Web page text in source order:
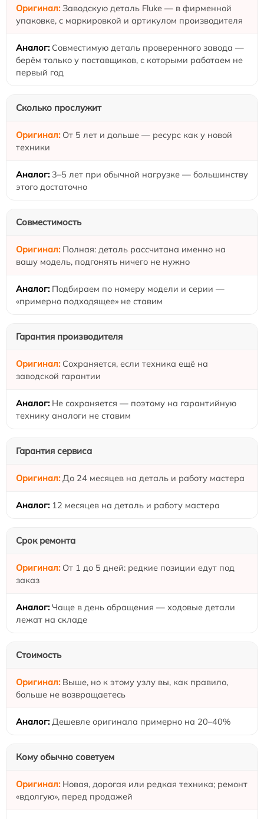
Заводскую деталь Fluke — в фирменной
упаковке, с маркировкой и артикулом производителя
Совместимую деталь проверенного завода —
берём только у поставщиков, с которыми работаем не
первый год
Сколько прослужит
От 5 лет и дольше — ресурс как у новой
техники
3–5 лет при обычной нагрузке — большинству
этого достаточно
Совместимость
Полная: деталь рассчитана именно на
вашу модель, подгонять ничего не нужно
Подбираем по номеру модели и серии —
«примерно подходящее» не ставим
Гарантия производителя
Сохраняется, если техника ещё на
заводской гарантии
Не сохраняется — поэтому на гарантийную
технику аналоги не ставим
Гарантия сервиса
До 24 месяцев на деталь и работу мастера
12 месяцев на деталь и работу мастера
Срок ремонта
От 1 до 5 дней: редкие позиции едут под
заказ
Чаще в день обращения — ходовые детали
лежат на складе
Стоимость
Выше, но к этому узлу вы, как правило,
больше не возвращаетесь
Дешевле оригинала примерно на 20–40%
Кому обычно советуем
Новая, дорогая или редкая техника; ремонт
«вдолгую», перед продажей